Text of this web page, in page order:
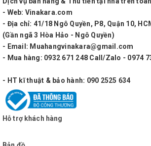
- Web: Vinakara.com
- Địa chỉ: 41/18 Ngô Quyền, P8, Quận 10,
(Gần ngã 3 Hòa Hảo - Ngô Quyền)
- Email: Muahangvinakara@gmail.com
- Mua hàng: 0932 671 248 Call/Zalo - 0974
- HT kĩ thuật & bảo hành: 090 2525 634
Hỗ trợ khách hàng